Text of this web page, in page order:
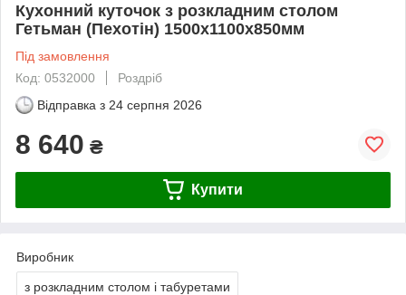
Кухонний куточок з розкладним столом
Гетьман (Пехотін) 1500х1100х850мм
Під замовлення
Код: 0532000
Роздріб
Відправка з 24 серпня 2026
8 640 ₴
Купити
Виробник
з розкладним столом і табуретами